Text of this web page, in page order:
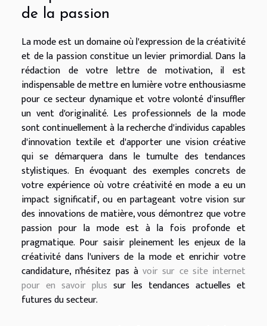
de la passion
La mode est un domaine où l'expression de la créativité
et de la passion constitue un levier primordial. Dans la
rédaction de votre lettre de motivation, il est
indispensable de mettre en lumière votre enthousiasme
pour ce secteur dynamique et votre volonté d'insuffler
un vent d'originalité. Les professionnels de la mode
sont continuellement à la recherche d'individus capables
d'innovation textile et d'apporter une vision créative
qui se démarquera dans le tumulte des tendances
stylistiques. En évoquant des exemples concrets de
votre expérience où votre créativité en mode a eu un
impact significatif, ou en partageant votre vision sur
des innovations de matière, vous démontrez que votre
passion pour la mode est à la fois profonde et
pragmatique. Pour saisir pleinement les enjeux de la
créativité dans l'univers de la mode et enrichir votre
candidature, n'hésitez pas à voir sur ce site internet
pour en savoir plus sur les tendances actuelles et
futures du secteur.